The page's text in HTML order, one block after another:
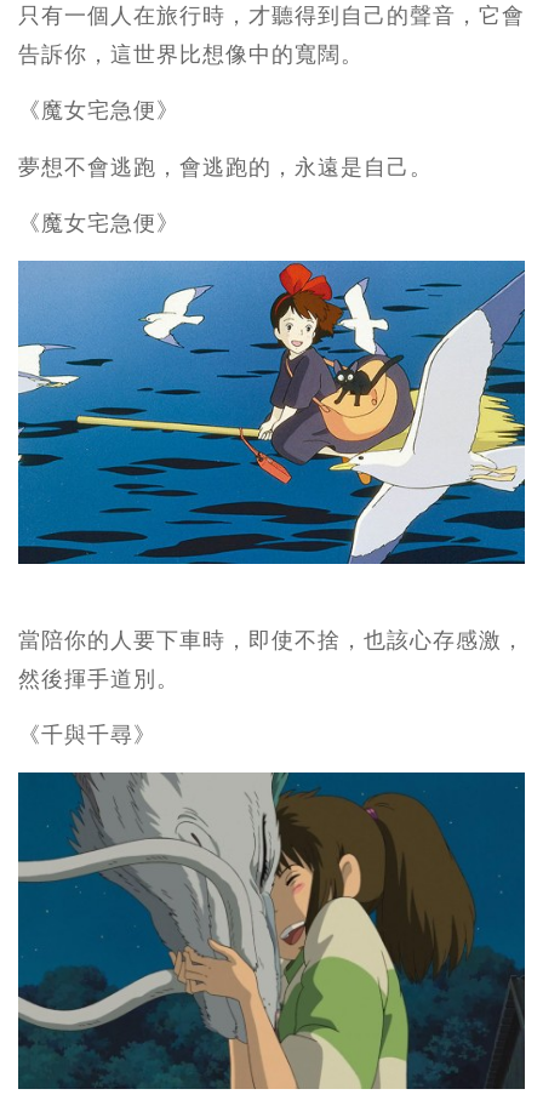
只有一個人在旅行時，才聽得到自己的聲音，它會
告訴你，這世界比想像中的寬闊。
《魔女宅急便》
夢想不會逃跑，會逃跑的，永遠是自己。
《魔女宅急便》
當陪你的人要下車時，即使不捨，也該心存感激，
然後揮手道別。
《千與千尋》